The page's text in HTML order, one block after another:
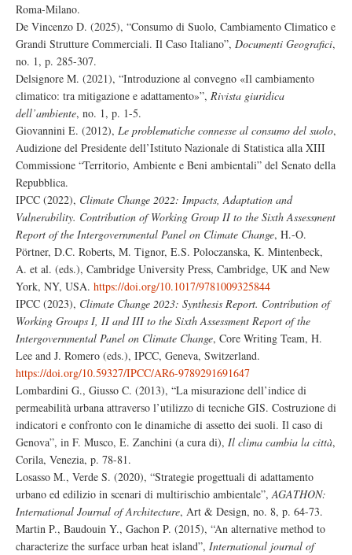
Roma-Milano.
De Vincenzo D. (2025), “Consumo di Suolo, Cambiamento Climatico e
Grandi Strutture Commerciali. Il Caso Italiano”, Documenti Geografici,
no. 1, p. 285-307.
Delsignore M. (2021), “Introduzione al convegno «Il cambiamento
climatico: tra mitigazione e adattamento»”, Rivista giuridica
dell’ambiente, no. 1, p. 1-5.
Giovannini E. (2012), Le problematiche connesse al consumo del suolo,
Audizione del Presidente dell’Istituto Nazionale di Statistica alla XIII
Commissione “Territorio, Ambiente e Beni ambientali” del Senato della
Repubblica.
IPCC (2022), Climate Change 2022: Impacts, Adaptation and
Vulnerability. Contribution of Working Group II to the Sixth Assessment
Report of the Intergovernmental Panel on Climate Change, H.-O.
Pörtner, D.C. Roberts, M. Tignor, E.S. Poloczanska, K. Mintenbeck,
A. et al. (eds.), Cambridge University Press, Cambridge, UK and New
York, NY, USA. https://doi.org/10.1017/9781009325844
IPCC (2023), Climate Change 2023: Synthesis Report. Contribution of
Working Groups I, II and III to the Sixth Assessment Report of the
Intergovernmental Panel on Climate Change, Core Writing Team, H.
Lee and J. Romero (eds.), IPCC, Geneva, Switzerland.
https://doi.org/10.59327/IPCC/AR6-9789291691647
Lombardini G., Giusso C. (2013), “La misurazione dell’indice di
permeabilità urbana attraverso l’utilizzo di tecniche GIS. Costruzione di
indicatori e confronto con le dinamiche di assetto dei suoli. Il caso di
Genova”, in F. Musco, E. Zanchini (a cura di), Il clima cambia la città,
Corila, Venezia, p. 78-81.
Losasso M., Verde S. (2020), “Strategie progettuali di adattamento
urbano ed edilizio in scenari di multirischio ambientale”,AGATHON:
International Journal of Architecture, Art & Design, no. 8, p. 64-73.
Martin P., Baudouin Y., Gachon P. (2015), “An alternative method to
characterize the surface urban heat island”, International journal of